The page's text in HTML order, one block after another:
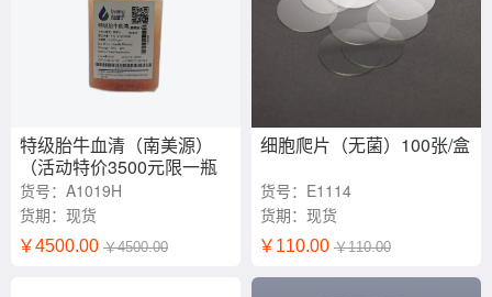
特级胎牛血清（南美源）
（活动特价3500元限一瓶
）
货号：A1019H
货期：现货
￥4500.00 ￥4500.00
细胞爬片（无菌）100张/盒
货号：E1114
货期：现货
￥110.00 ￥110.00